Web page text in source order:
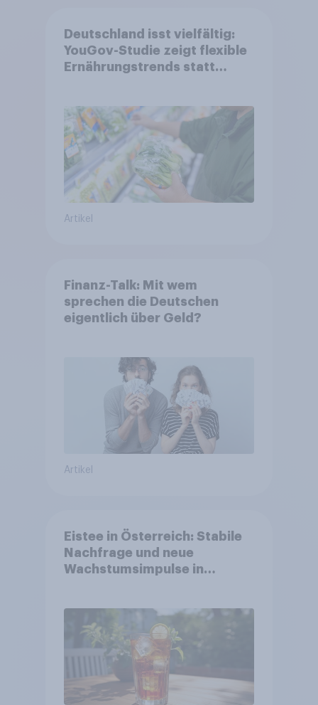
Deutschland isst vielfältig:
YouGov-Studie zeigt flexible
Ernährungstrends statt
Artikel
Finanz-Talk: Mit wem
sprechen die Deutschen
eigentlich über Geld?
Artikel
Eistee in Österreich: Stabile
Nachfrage und neue
Wachstumsimpulse in